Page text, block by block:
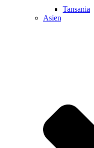
Tansania
Asien